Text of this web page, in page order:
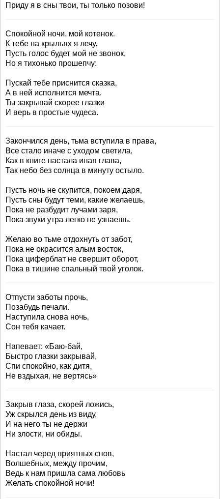
Приду я в сны твои, ты только позови!
Спокойной ночи, мой котенок.
К тебе на крыльях я лечу.
Пусть голос будет мой не звонок,
Но я тихонько прошепчу:
Пускай тебе приснится сказка,
А в ней исполнится мечта.
Ты закрывай скорее глазки
И верь в простые чудеса.
Закончился день, тьма вступила в права,
Все стало иначе с уходом светила,
Как в книге настала иная глава,
Так небо без солнца в минуту остыло.
Пусть ночь не скупится, покоем даря,
Пусть сны будут теми, какие желаешь,
Пока не разбудит лучами заря,
Пока звуки утра легко не узнаешь.
Желаю во тьме отдохнуть от забот,
Пока не окрасится алым восток,
Пока циферблат не свершит оборот,
Пока в тишине спальный твой уголок.
Отпусти заботы прочь,
Позабудь печали.
Наступила снова ночь,
Сон тебя качает.
Напевает: «Баю-бай,
Быстро глазки закрывай,
Спи спокойно, как дитя,
Не вздыхая, не вертясь»
Закрыв глаза, скорей ложись,
Уж скрылся день из виду,
И на него ты не держи
Ни злости, ни обиды.
Настал черед приятных снов,
Волшебных, между прочим,
Ведь к нам пришла сама любовь
Желать спокойной ночи!